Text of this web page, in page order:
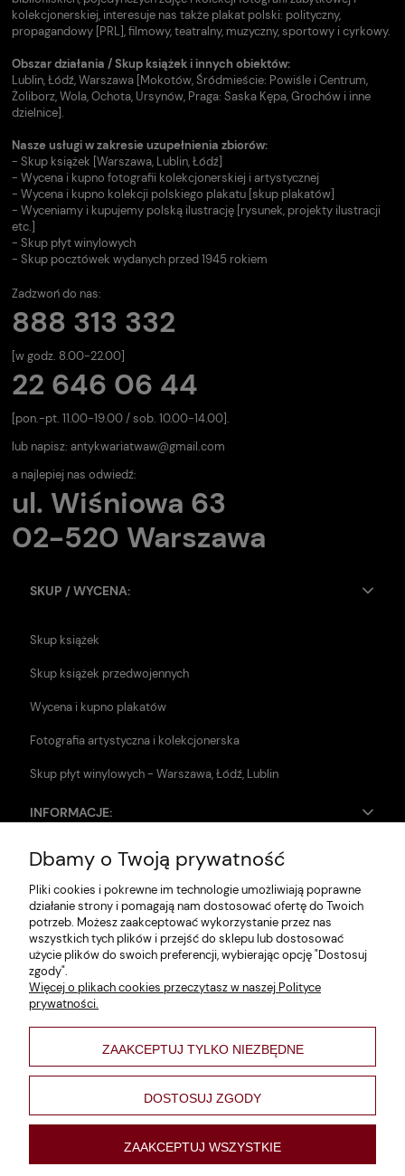
kolekcjonerskiej, interesuje nas także plakat polski: polityczny,
propagandowy [PRL], filmowy, teatralny, muzyczny, sportowy i cyrkowy.
Obszar działania / Skup książek i innych obiektów:
Lublin, Łódź, Warszawa [Mokotów, Śródmieście: Powiśle i Centrum,
Żoliborz, Wola, Ochota, Ursynów, Praga: Saska Kępa, Grochów i inne
dzielnice].
Nasze usługi w zakresie uzupełnienia zbiorów:
- Skup książek [Warszawa, Lublin, Łódź]
- Wycena i kupno fotografii kolekcjonerskiej i artystycznej
- Wycena i kupno kolekcji polskiego plakatu [skup plakatów]
- Wyceniamy i kupujemy polską ilustrację [rysunek, projekty ilustracji
etc.]
- Skup płyt winylowych
- Skup pocztówek wydanych przed 1945 rokiem
Zadzwoń do nas:
888 313 332
[w godz. 8.00-22.00]
22 646 06 44
[pon.-pt. 11.00-19.00 / sob. 10.00-14.00].
lub napisz: antykwariatwaw@gmail.com
a najlepiej nas odwiedź:
ul. Wiśniowa 63
02-520 Warszawa
SKUP / WYCENA:
Skup książek
Skup książek przedwojennych
Wycena i kupno plakatów
Fotografia artystyczna i kolekcjonerska
Skup płyt winylowych - Warszawa, Łódź, Lublin
INFORMACJE:
Zwroty i reklamacje
Dane firmy
Jak szukać?
Polityka prywatności
Regulamin
Poltyka cookies
varsaviana
Nowości
Dbamy o Twoją prywatność
Pliki cookies i pokrewne im technologie umożliwiają poprawne
działanie strony i pomagają nam dostosować ofertę do Twoich
potrzeb. Możesz zaakceptować wykorzystanie przez nas
wszystkich tych plików i przejść do sklepu lub dostosować
użycie plików do swoich preferencji, wybierając opcję "Dostosuj
zgody".
Więcej o plikach cookies przeczytasz w naszej Polityce
prywatności.
ZAAKCEPTUJ TYLKO NIEZBĘDNE
DOSTOSUJ ZGODY
ZAAKCEPTUJ WSZYSTKIE